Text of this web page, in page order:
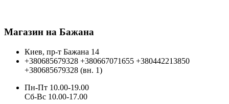
Магазин на Бажана
Киев, пр-т Бажана 14
+380685679328 +380667071655 +380442213850
+380685679328 (вн. 1)
Пн-Пт 10.00-19.00
Cб-Вс 10.00-17.00